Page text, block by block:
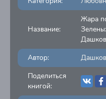
Название:
Жара
Автор:
Поделиться
книгой: